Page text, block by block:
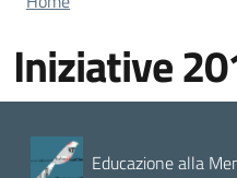
Iniziative
Educazione alla